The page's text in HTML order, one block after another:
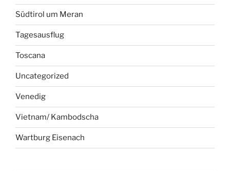
Südtirol um Meran
Tagesausflug
Toscana
Uncategorized
Venedig
Vietnam/ Kambodscha
Wartburg Eisenach